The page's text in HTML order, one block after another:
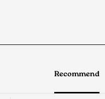
Recommend